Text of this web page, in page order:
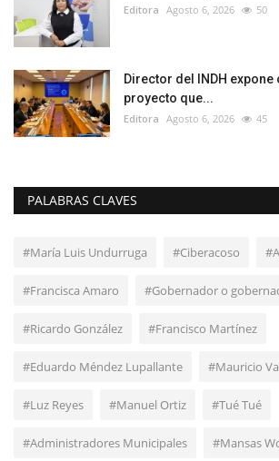
Editora Agosto 6, 2026 50
Director del INDH expone
proyecto que...
Editora Agosto 6, 2026 45
PALABRAS CLAVES
#María Luis Undurruga #Ciberacoso
#Francisca Amaro #Gobernador o
#Ricardo González #Francisco Martínez
#Eduardo Méndez Lupallante #Mauricio
#Luz Reyes #Manuel Ortiz #Tué Tué
#Administradores Municipales #Mansas